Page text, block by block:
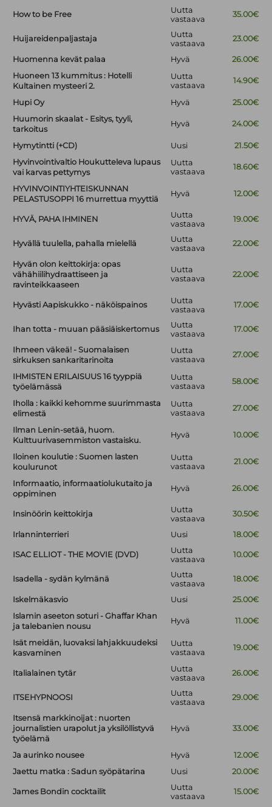
How to be Free
Uutta
vastaava
35.00€
Huijareidenpaljastaja
Uutta
vastaava
23.00€
Huomenna kevät palaa Hyvä
26.00€
Huoneen 13 kummitus : Hotelli
Kultainen mysteeri 2.
Uutta
vastaava
14.90€
Hupi Oy Hyvä
25.00€
Huumorin skaalat - Esitys, tyyli,
tarkoitus
Hyvä 24.00€
Hymytintti (+CD) Uusi
21.50€
Hyvinvointivaltio Houkutteleva lupaus
vai karvas pettymys
Uutta
vastaava
18.60€
HYVINVOINTIYHTEISKUNNAN
PELASTUSOPPI 16 murrettua myyttiä
Hyvä 12.00€
HYVÄ, PAHA IHMINEN
Uutta
vastaava
19.00€
Hyvällä tuulella, pahalla mielellä
Uutta
vastaava
22.00€
Hyvän olon keittokirja: opas
vähähiilihydraattiseen ja
ravinteikkaaseen
Uutta
vastaava
22.00€
Hyvästi Aapiskukko - näköispainos
Uutta
vastaava
17.00€
Ihan totta - muuan pääsiäiskertomus
Uutta
vastaava
17.00€
Ihmeen väkeä! - Suomalaisen
sirkuksen sankaritarinoita
Uutta
vastaava
27.00€
IHMISTEN ERILAISUUS 16 tyyppiä
työelämässä
Uutta
vastaava
58.00€
Iholla : kaikki kehomme suurimmasta
elimestä
Uutta
vastaava
27.00€
Ilman Lenin-setää, huom.
Kulttuurivasemmiston vastaisku.
Hyvä 10.00€
Iloinen koulutie : Suomen lasten
koulurunot
Uutta
vastaava
21.00€
Informaatio, informaatiolukutaito ja
oppiminen
Hyvä 26.00€
Insinöörin keittokirja
Uutta
vastaava
30.50€
Irlanninterrieri Uusi 18.00€
ISAC ELLIOT - THE MOVIE (DVD)
Uutta
vastaava
10.00€
Isadella - sydän kylmänä
Uutta
vastaava
18.00€
Iskelmäkasvio Uusi
25.00€
Islamin aseeton soturi - Ghaffar Khan
ja talebanien nousu
Hyvä 11.00€
Isät meidän, luovaksi lahjakkuudeksi
kasvaminen
Uutta
vastaava
19.00€
Italialainen tytär
Uutta
vastaava
26.00€
ITSEHYPNOOSI
Uutta
vastaava
29.00€
Itsensä markkinoijat : nuorten
journalistien urapolut ja yksilöllistyvä
työelämä
Hyvä 33.00€
Ja aurinko nousee Hyvä
12.00€
Jaettu matka : Sadun syöpätarina
Uusi 20.00€
James Bondin cocktailit
Uutta
vastaava
15.00€